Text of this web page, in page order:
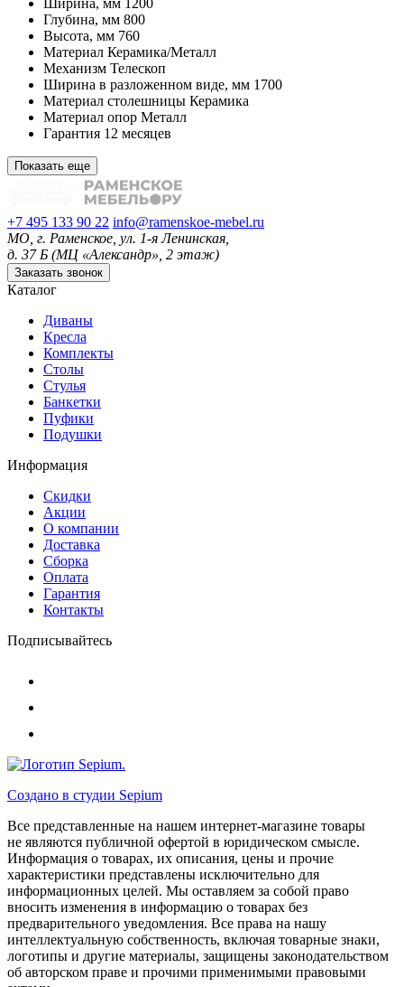
Ширина, мм 1200
Глубина, мм 800
Высота, мм 760
Материал Керамика/Металл
Механизм Телескоп
Ширина в разложенном виде, мм 1700
Материал столешницы Керамика
Материал опор Металл
Гарантия 12 месяцев
Показать еще
+7 495 133 90 22 info@ramenskoe-mebel.ru
МО, г. Раменское, ул. 1-я Ленинская,
д. 37 Б (МЦ «Александр», 2 этаж)
Заказать звонок
Каталог
Диваны
Кресла
Комплекты
Столы
Стулья
Банкетки
Пуфики
Подушки
Информация
Скидки
Акции
О компании
Доставка
Сборка
Оплата
Гарантия
Контакты
Подписывайтесь
Создано в студии Sepium
Все представленные на нашем интернет-магазине товары
не являются публичной офертой в юридическом смысле.
Информация о товарах, их описания, цены и прочие
характеристики представлены исключительно для
информационных целей. Мы оставляем за собой право
вносить изменения в информацию о товарах без
предварительного уведомления. Все права на нашу
интеллектуальную собственность, включая товарные знаки,
логотипы и другие материалы, защищены законодательством
об авторском праве и прочими применимыми правовыми